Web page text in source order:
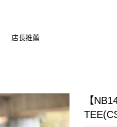
店長推薦
【